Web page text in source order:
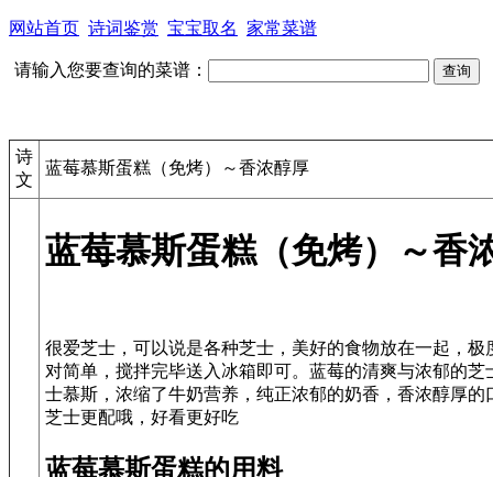
网站首页 诗词鉴赏 宝宝取名 家常菜谱
请输入您要查询的菜谱：
诗
文
蓝莓慕斯蛋糕（免烤）～香浓醇厚
蓝莓慕斯蛋糕（免烤）～香
很爱芝士，可以说是各种芝士，美好的食物放在一起，
对简单，搅拌完毕送入冰箱即可。蓝莓的清爽与浓郁的
士慕斯，浓缩了牛奶营养，纯正浓郁的奶香，香浓醇厚
蓝莓慕斯蛋糕的用料